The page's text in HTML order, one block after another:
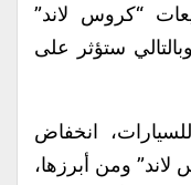
“كروس لاند”
ستؤثر على
انخفاض
لاند” ومن أبرزها،